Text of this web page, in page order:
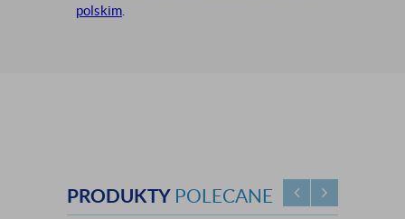
polskim
PRODUKTY POLECANE